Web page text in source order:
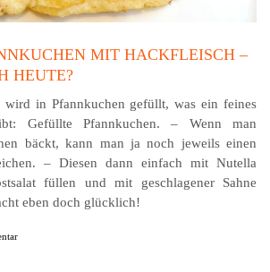
MIT HACKFLEISCH –
HEUTE?
wird in Pfannkuchen gefüllt, was ein feines
Gefüllte Pfannkuchen. – Wenn man
bäckt, kann man ja noch jeweils einen
– Diesen dann einfach mit Nutella
füllen und mit geschlagener Sahne
eben doch glücklich!